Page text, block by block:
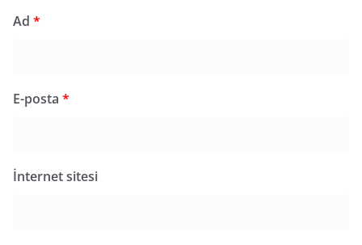
Ad *
E-posta *
İnternet sitesi